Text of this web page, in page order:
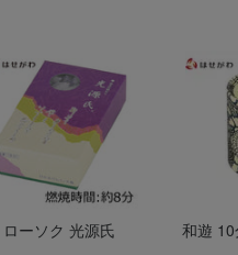
ローソク 光源氏 和遊